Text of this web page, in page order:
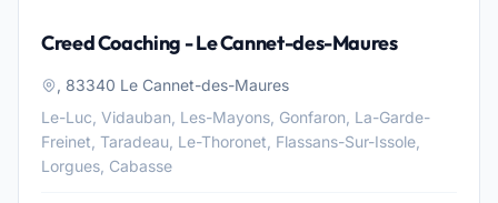
Creed Coaching - Le Cannet-des-Maures
, 83340 Le Cannet-des-Maures
Le-Luc, Vidauban, Les-Mayons, Gonfaron, La-Garde-
Freinet, Taradeau, Le-Thoronet, Flassans-Sur-Issole,
Lorgues, Cabasse